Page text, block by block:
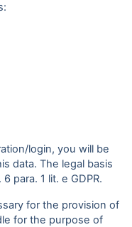
login, you will be
data. The legal basis
para. 1 lit. e GDPR.
for the provision of
for the purpose of